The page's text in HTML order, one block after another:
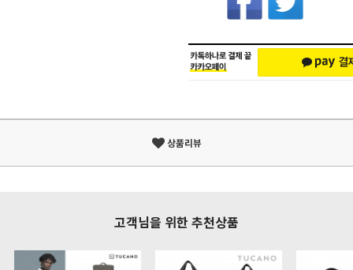
상품리뷰
고객님을 위한 추천상품